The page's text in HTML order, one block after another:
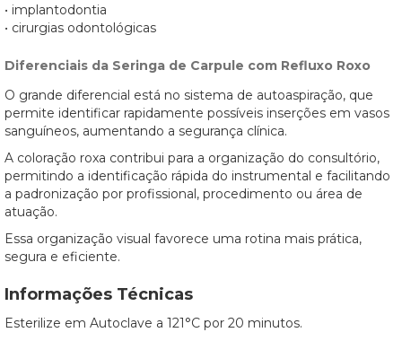
• implantodontia
• cirurgias odontológicas
Diferenciais da Seringa de Carpule com Refluxo Roxo
O grande diferencial está no sistema de autoaspiração, que
permite identificar rapidamente possíveis inserções em vasos
sanguíneos, aumentando a segurança clínica.
A coloração roxa contribui para a organização do consultório,
permitindo a identificação rápida do instrumental e facilitando
a padronização por profissional, procedimento ou área de
atuação.
Essa organização visual favorece uma rotina mais prática,
segura e eficiente.
Informações Técnicas
Esterilize em Autoclave a 121°C por 20 minutos.